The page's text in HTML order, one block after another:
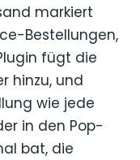
markiert
Bestellungen,
fügt die
hinzu, und
wie jede
in den Pop-
bat, die